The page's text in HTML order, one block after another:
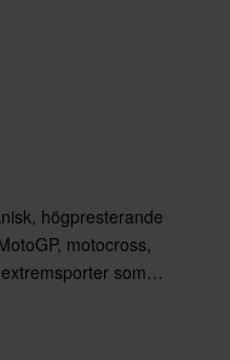
högpresterande
motocross,
som